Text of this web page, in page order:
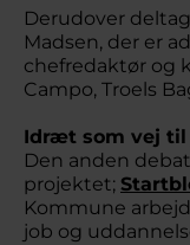
Derudover
Madsen, der er
chefredaktør og
Campo, Troels
Idræt som vej til
Den anden
projektet;
Kommune
job og